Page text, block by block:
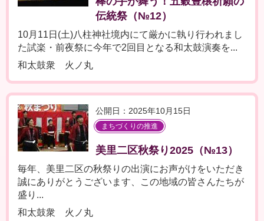
伝統祭（№12）
10月11日(土)八柱神社境内にて厳かに執り行われまし
た試楽・前夜祭に今年で2回目となる和太鼓演奏を...
和太鼓衆 火ノ丸
公開日：2025年10月15日
まちづくりの推進
美里二区秋祭り2025（№13）
毎年、美里二区の秋祭りの出演にお声がけをいただき
誠にありがとうございます、この地域の皆さんたちが
盛り...
和太鼓衆 火ノ丸